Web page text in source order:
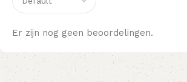
Er zijn nog geen beoordelingen.